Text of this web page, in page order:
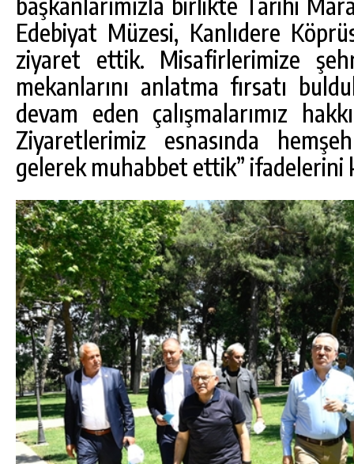
Edebiyat Müzesi, Kanlıdere
ziyaret ettik. Misafirlerimize
mekanlarını anlatma fırsatı
devam eden çalışmalarımız
Ziyaretlerimiz esnasında
gelerek muhabbet ettik” ifadelerini